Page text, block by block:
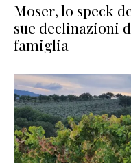
Moser, lo speck
sue declinazioni
famiglia